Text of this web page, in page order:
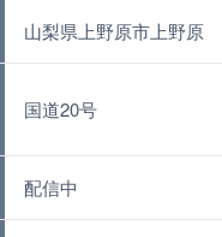
山梨県上野原市上野原
国道20号
配信中